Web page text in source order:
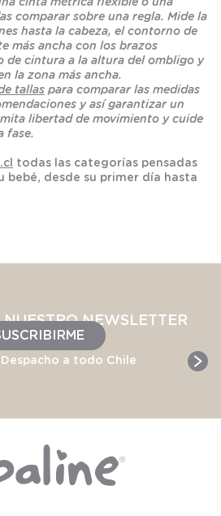
comparar sobre una regla. Mide la
hasta la cabeza, el contorno de
más ancha con los brazos
de cintura a la altura del ombligo y
la zona más ancha.
tallas para comparar las medidas
y así garantizar un
libertad de movimiento y cuide
fase.
todas las categorías pensadas
bebé, desde su primer día hasta
NUESTRO NEWSLETTER
Despacho a todo Chile